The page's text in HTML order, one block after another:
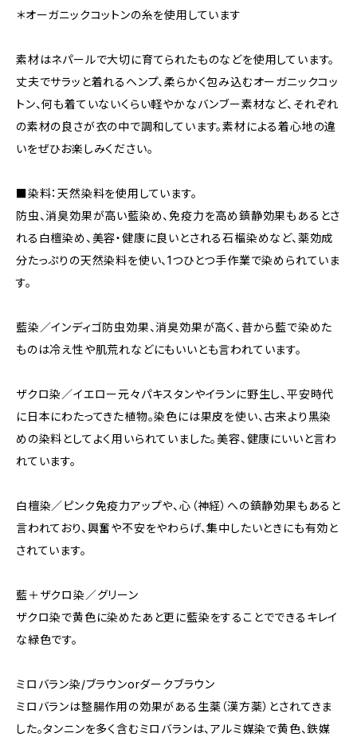
＊オーガニックコットンの糸を使用しています
素材はネパールで大切に育てられたものなどを使用しています。
丈夫でサラッと着れるヘンプ、柔らかく包み込むオーガニックコッ
トン、何も着ていないくらい軽やかなバンブー素材など、それぞれ
の素材の良さが衣の中で調和しています。素材による着心地の違
いをぜひお楽しみください。
■染料：天然染料を使用しています。
防虫、消臭効果が高い藍染め、免疫力を高め鎮静効果もあるとさ
れる白檀染め、美容・健康に良いとされる石榴染めなど、薬効成
分たっぷりの天然染料を使い、1つひとつ手作業で染められていま
す。
藍染／インディゴ防虫効果、消臭効果が高く、昔から藍で染めた
ものは冷え性や肌荒れなどにもいいとも言われています。
ザクロ染／イエロー元々パキスタンやイランに野生し、平安時代
に日本にわたってきた植物。染色には果皮を使い、古来より黒染
めの染料としてよく用いられていました。美容、健康にいいと言わ
れています。
白檀染／ピンク免疫力アップや、心（神経）への鎮静効果もあると
言われており、興奮や不安をやわらげ、集中したいときにも有効と
されています。
藍＋ザクロ染／グリーン
ザクロ染で黄色に染めたあと更に藍染をすることでできるキレイ
な緑色です。
ミロバラン染/ブラウンorダークブラウン
ミロバランは整腸作用の効果がある生薬（漢方薬）とされてきま
した。タンニンを多く含むミロバランは、アルミ媒染で黄色、鉄媒